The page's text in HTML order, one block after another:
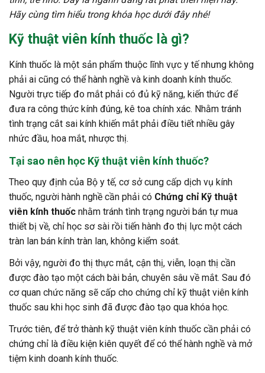
Hãy cùng tìm hiểu trong khóa học dưới đây nhé!
Kỹ thuật viên kính thuốc là gì?
Kính thuốc là một sản phẩm thuộc lĩnh vực y tế nhưng không
phải ai cũng có thể hành nghề và kinh doanh kính thuốc.
Người trực tiếp đo mắt phải có đủ kỹ năng, kiến thức để
đưa ra công thức kính đúng, kê toa chính xác. Nhằm tránh
tình trạng cắt sai kính khiến mắt phải điều tiết nhiều gây
nhức đầu, hoa mắt, nhược thị.
Tại sao nên học Kỹ thuật viên kính thuốc?
Theo quy định của Bộ y tế, cơ sở cung cấp dịch vụ kính
thuốc, người hành nghề cần phải có Chứng chỉ Kỹ thuật
viên kính thuốc nhằm tránh tình trạng người bán tự mua
thiết bị về, chỉ học sơ sài rồi tiến hành đo thị lực một cách
tràn lan bán kính tràn lan, không kiểm soát.
Bởi vậy, người đo thị thực mắt, cận thị, viễn, loạn thị cần
được đào tạo một cách bài bản, chuyên sâu về mắt. Sau đó
cơ quan chức năng sẽ cấp cho chứng chỉ kỹ thuật viên kính
thuốc sau khi học sinh đã được đào tạo qua khóa học.
Trước tiên, để trở thành kỹ thuật viên kính thuốc cần phải có
chứng chỉ là điều kiện kiên quyết để có thể hành nghề và mở
tiệm kinh doanh kính thuốc.